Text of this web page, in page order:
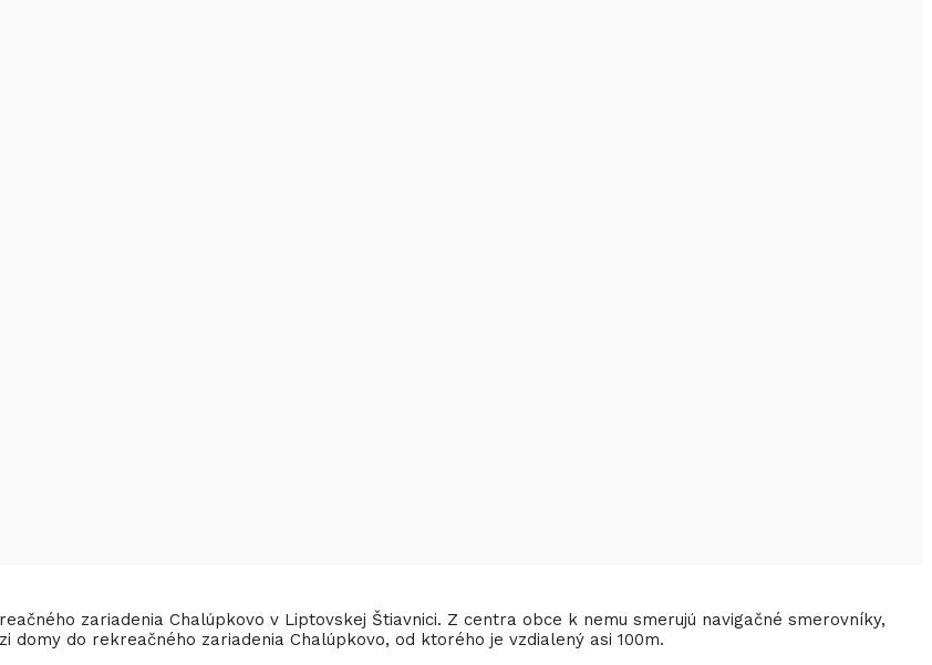
zariadenia Chalúpkovo v Liptovskej Štiavnici. Z centra obce k nemu smerujú navigačné smerovníky,
do rekreačného zariadenia Chalúpkovo, od ktorého je vzdialený asi 100m.